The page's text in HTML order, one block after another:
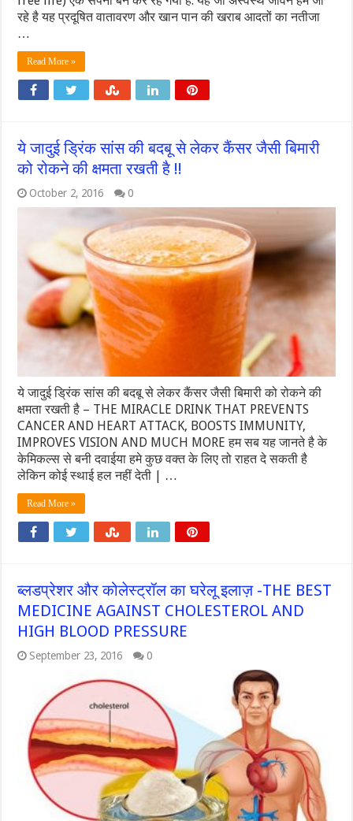
रहे है यह प्रदूषित वातावरण और खान पान की खराब आदतों का नतीजा
…
Read More »
ये जादुई ड्रिंक सांस की बदबू से लेकर कैंसर जैसी बिमारी
को रोकने की क्षमता रखती है !!
October 2, 2016 0
ये जादुई ड्रिंक सांस की बदबू से लेकर कैंसर जैसी बिमारी को रोकने की
क्षमता रखती है – THE MIRACLE DRINK THAT PREVENTS
CANCER AND HEART ATTACK, BOOSTS IMMUNITY,
IMPROVES VISION AND MUCH MORE हम सब यह जानते है के
केमिकल्स से बनी दवाईया हमे कुछ वक्त के लिए तो राहत दे सकती है
लेकिन कोई स्थाई हल नहीं देती | …
Read More »
ब्लडप्रेशर और कोलेस्ट्रॉल का घरेलू इलाज़ -THE BEST
MEDICINE AGAINST CHOLESTEROL AND
HIGH BLOOD PRESSURE
September 23, 2016 0